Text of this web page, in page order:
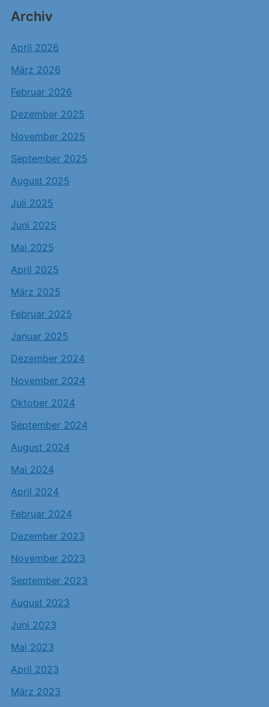
Archiv
April 2026
März 2026
Februar 2026
Dezember 2025
November 2025
September 2025
August 2025
Juli 2025
Juni 2025
Mai 2025
April 2025
März 2025
Februar 2025
Januar 2025
Dezember 2024
November 2024
Oktober 2024
September 2024
August 2024
Mai 2024
April 2024
Februar 2024
Dezember 2023
November 2023
September 2023
August 2023
Juni 2023
Mai 2023
April 2023
März 2023